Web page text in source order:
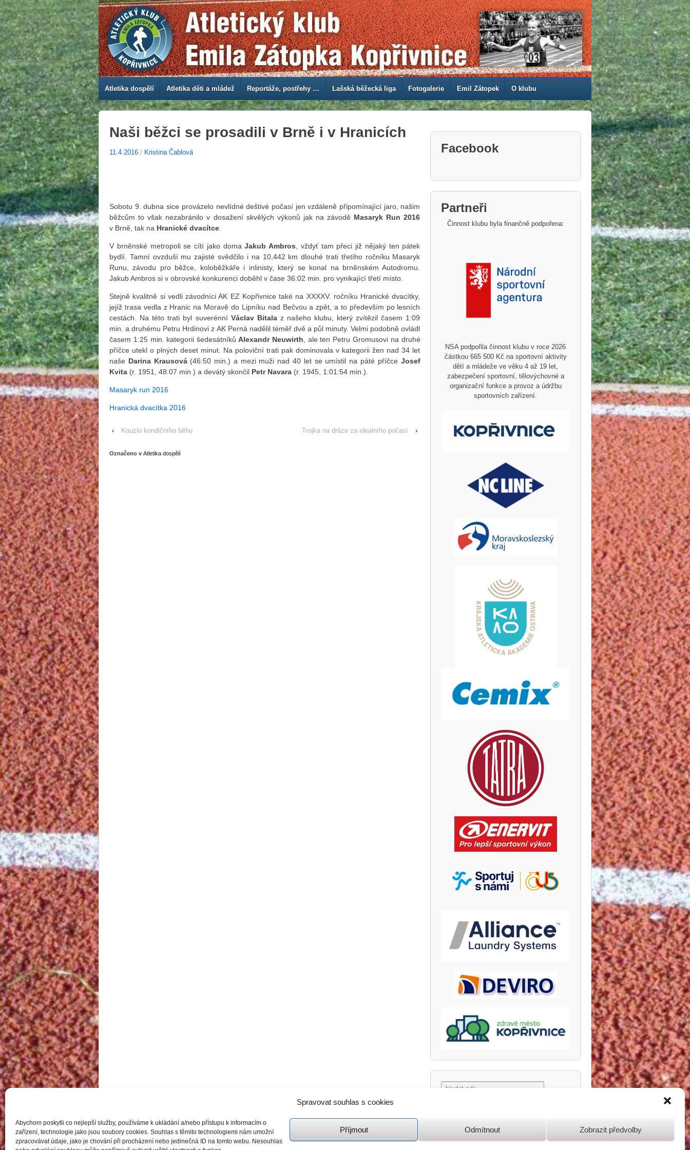
Spravovat souhlas s cookies
Abychom poskytli co nejlepší služby, používáme k ukládání a/nebo přístupu k informacím o
zařízení, technologie jako jsou soubory cookies. Souhlas s těmito technologiemi nám umožní
zpracovávat údaje, jako je chování při procházení nebo jedinečná ID na tomto webu. Nesouhlas
Příjmout Odmítnout Zobrazit předvolby
Atletika dospělí Atletika děti a mládež Reportáže, postřehy … Lašská běžecká liga Fotogalerie Emil Zátopek O klubu
Naši běžci se prosadili v Brně i v Hranicích
11.4.2016 / Kristina Čablová
Sobotu 9. dubna sice provázelo nevlídné deštivé počasí jen vzdáleně připomínající jaro, našim
běžcům to však nezabránilo v dosažení skvělých výkonů jak na závodě Masaryk Run 2016
v Brně, tak na Hranické dvacítce
V brněnské metropoli se cítí jako domaJakub Ambros , vždyť tam přeci již nějaký ten pátek
bydlí. Tamní ovzduší mu zajisté svědčilo i na 10,442 km dlouhé trati třetího ročníku Masaryk
Runu, závodu pro běžce, koloběžkáře i inlinisty, který se konal na brněnském Autodromu.
Jakub Ambros si v obrovské konkurenci doběhl v čase 36:02 min. pro vynikající třetí místo.
Stejně kvalitně si vedli závodníci AK EZ Kopřivnice také na XXXXV. ročníku Hranické dvacítky,
jejíž trasa vedla z Hranic na Moravě do Lipníku nad Bečvou a zpět, a to především po lesních
cestách. Na této trati byl suverénní Václav Bitalaz našeho klubu, který zvítězil časem 1:09
min. a druhému Petru Hrdinovi z AK Perná nadělil téměř dvě a půl minuty. Velmi podobně ovládl
časem 1:25 min. kategorii šedesátníků Alexandr Neuwirth , ale ten Petru Gromusovi na druhé
příčce utekl o plných deset minut. Na poloviční trati pak dominovala v kategorii žen nad 34 let
naše Darina Krausová(46:50 min.) a mezi muži nad 40 let se umístil na páté příčce Josef
Kvita (r. 1951, 48:07 min.) a devátý skončil Petr Navara (r. 1945, 1:01:54 min.).
Masaryk run 2016
Hranická dvacítka 2016
‹ Kouzlo kondičního běhu Trojka na dráze za ideálního počasí ›
Označeno v Atletika dospělí
Facebook
Partneři
Činnost klubu byla finančně podpořena:
NSA podpořila činnost klubu v roce 2026
částkou 665 500 Kč na sportovní aktivity
dětí a mládeže ve věku 4 až 19 let,
zabezpečení sportovní, tělovýchovné a
organizační funkce a provoz a údržbu
sportovních zařízení.